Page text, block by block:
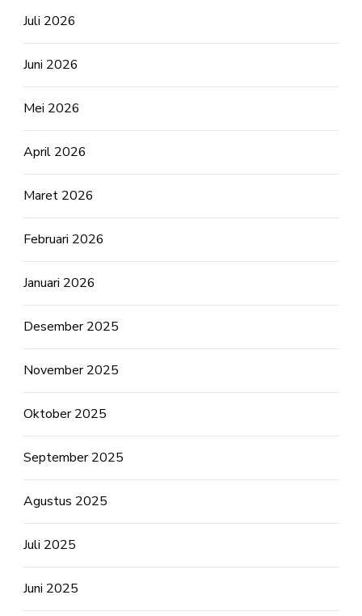
Juli 2026
Juni 2026
Mei 2026
April 2026
Maret 2026
Februari 2026
Januari 2026
Desember 2025
November 2025
Oktober 2025
September 2025
Agustus 2025
Juli 2025
Juni 2025